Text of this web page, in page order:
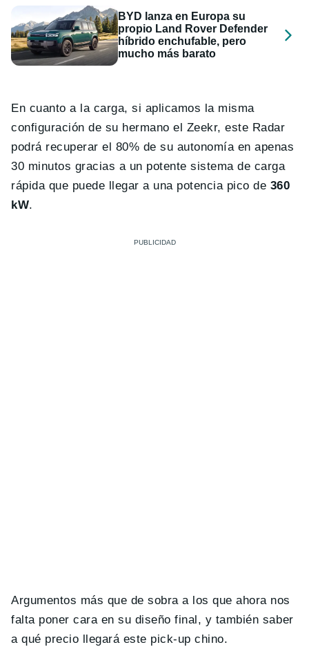
BYD lanza en Europa su
propio Land Rover Defender
híbrido enchufable, pero
mucho más barato
En cuanto a la carga, si aplicamos la misma
configuración de su hermano el Zeekr, este Radar
podrá recuperar el 80% de su autonomía en apenas
30 minutos gracias a un potente sistema de carga
rápida que puede llegar a una potencia pico de 360
kW.
Argumentos más que de sobra a los que ahora nos
falta poner cara en su diseño final, y también saber
a qué precio llegará este pick-up chino.